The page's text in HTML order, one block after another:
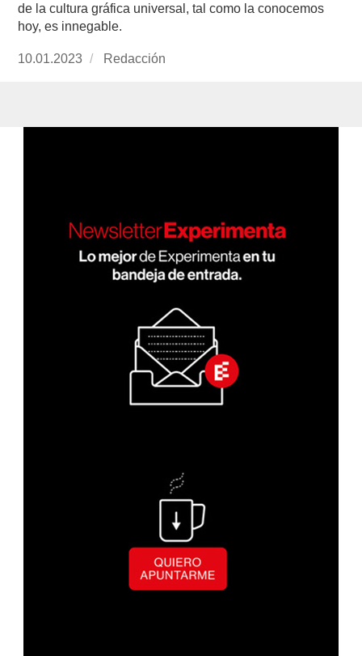
de la cultura gráfica universal, tal como la conocemos
hoy, es innegable.
Publicado
10.01.2023 https://www.experimenta.es/author/redaccion/
Redacción